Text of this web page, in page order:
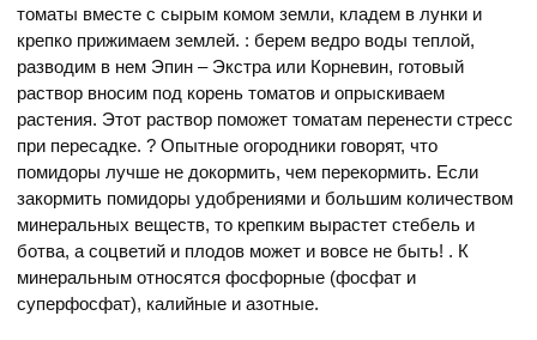
томаты вместе с сырым комом земли, кладем в лунки и
крепко прижимаем землей. : берем ведро воды теплой,
разводим в нем Эпин – Экстра или Корневин, готовый
раствор вносим под корень томатов и опрыскиваем
растения. Этот раствор поможет томатам перенести стресс
при пересадке. ? Опытные огородники говорят, что
помидоры лучше не докормить, чем перекормить. Если
закормить помидоры удобрениями и большим количеством
минеральных веществ, то крепким вырастет стебель и
ботва, а соцветий и плодов может и вовсе не быть! . К
минеральным относятся фосфорные (фосфат и
суперфосфат), калийные и азотные.